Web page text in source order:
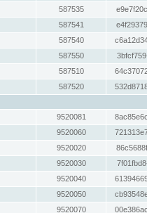
587535
587541
587540
587550
587510
587520
9520081
9520060
9520020
9520030
9520040
9520050
9520070